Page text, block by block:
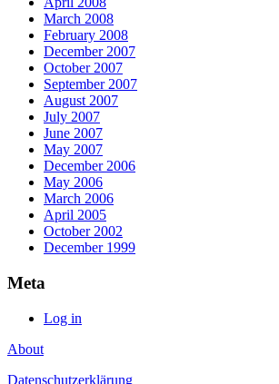
March 2008
February 2008
December 2007
October 2007
September 2007
August 2007
July 2007
June 2007
May 2007
December 2006
May 2006
March 2006
April 2005
October 2002
December 1999
Meta
Log in
About
Datenschutzerklärung